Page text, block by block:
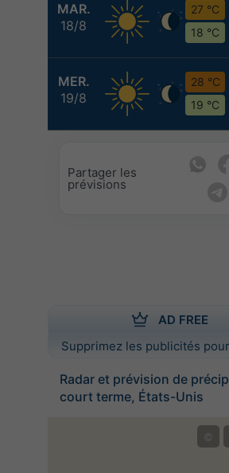
MAR.
18/8
27 °C
18 °C
MER.
19/8
28 °C
19 °C
Partager les
prévisions
AD FREE
Supprimez les publicités
Radar et prévision de
court terme, États-Unis
©